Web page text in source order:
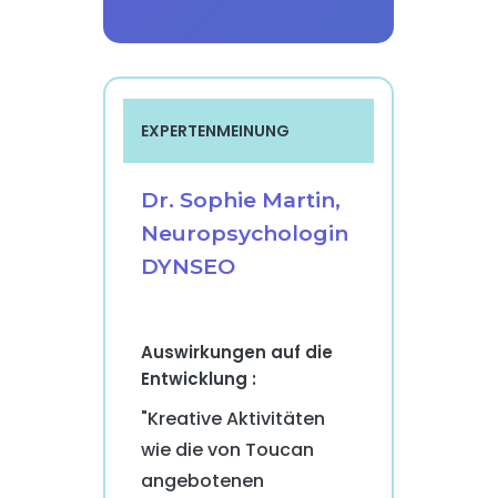
EXPERTENMEINUNG
Dr. Sophie Martin,
Neuropsychologin
DYNSEO
Auswirkungen auf die
Entwicklung :
"Kreative Aktivitäten
wie die von Toucan
angebotenen